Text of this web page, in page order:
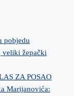
pobjedu
veliki žepački
ZA POSAO
Marijanovića: